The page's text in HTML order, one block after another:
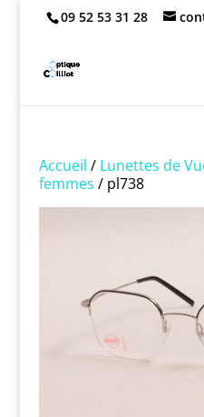
09 52 53 31 28
Accueil / Lunettes de
femmes / pl738